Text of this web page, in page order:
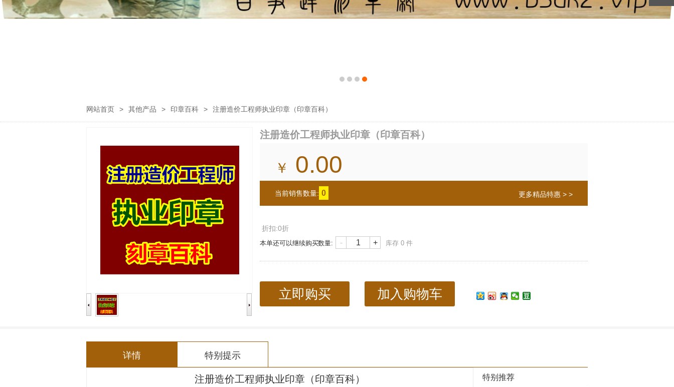
网站首页 > 其他产品 > 印章百科 > 注册造价工程师执业印章（印章百科）
注册造价工程师执业印章（印章百科）
￥ 0.00
当前销售数量: 0 更多精品特惠 > >
折扣:0折
本单还可以继续购买数量: - + 库存 0 件
立即购买 加入购物车
详情 特别提示
注册造价工程师执业印章 （印章百科） 特别推荐